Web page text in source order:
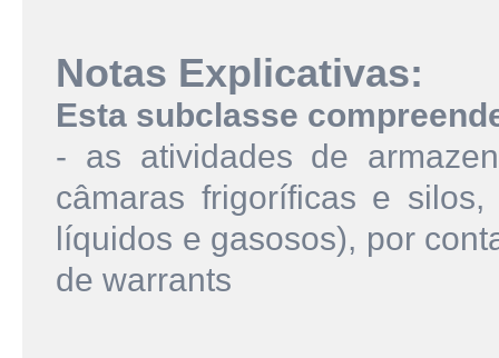
Notas Explicativas:
Esta subclasse
- as atividades de
câmaras frigoríficas e
líquidos e gasosos), por
de warrants